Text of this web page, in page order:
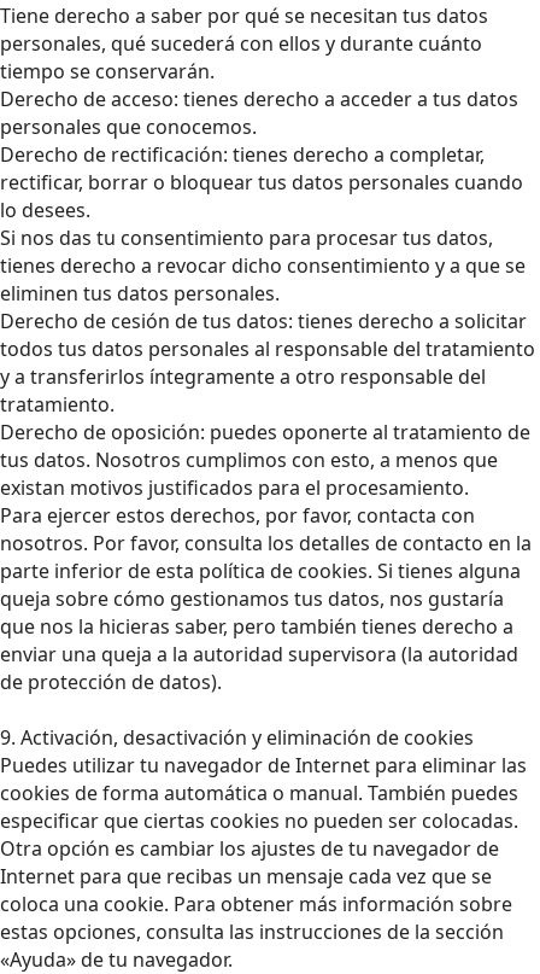
Tiene derecho a saber por qué se necesitan tus datos
personales, qué sucederá con ellos y durante cuánto
tiempo se conservarán.
Derecho de acceso: tienes derecho a acceder a tus datos
personales que conocemos.
Derecho de rectificación: tienes derecho a completar,
rectificar, borrar o bloquear tus datos personales cuando
lo desees.
Si nos das tu consentimiento para procesar tus datos,
tienes derecho a revocar dicho consentimiento y a que se
eliminen tus datos personales.
Derecho de cesión de tus datos: tienes derecho a solicitar
todos tus datos personales al responsable del tratamiento
y a transferirlos íntegramente a otro responsable del
tratamiento.
Derecho de oposición: puedes oponerte al tratamiento de
tus datos. Nosotros cumplimos con esto, a menos que
existan motivos justificados para el procesamiento.
Para ejercer estos derechos, por favor, contacta con
nosotros. Por favor, consulta los detalles de contacto en la
parte inferior de esta política de cookies. Si tienes alguna
queja sobre cómo gestionamos tus datos, nos gustaría
que nos la hicieras saber, pero también tienes derecho a
enviar una queja a la autoridad supervisora (la autoridad
de protección de datos).
9. Activación, desactivación y eliminación de cookies
Puedes utilizar tu navegador de Internet para eliminar las
cookies de forma automática o manual. También puedes
especificar que ciertas cookies no pueden ser colocadas.
Otra opción es cambiar los ajustes de tu navegador de
Internet para que recibas un mensaje cada vez que se
coloca una cookie. Para obtener más información sobre
estas opciones, consulta las instrucciones de la sección
«Ayuda» de tu navegador.